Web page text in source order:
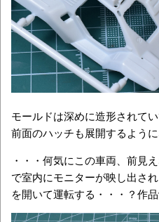
モールドは深めに造形されて
前面のハッチも展開するように
・・・何気にこの車両、前見
で室内にモニターが映し出さ
を開いて運転する・・・？作